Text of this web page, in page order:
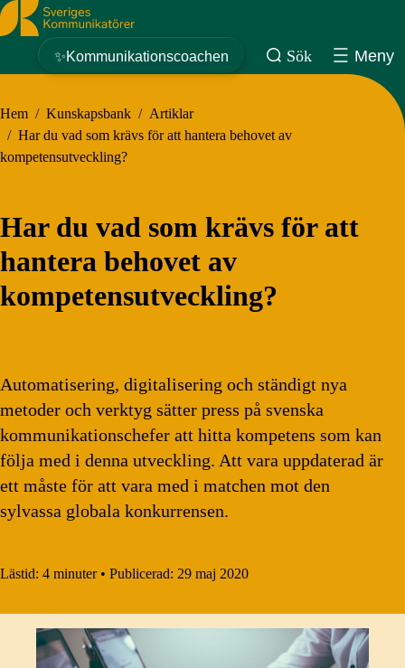
Sveriges Kommunikatörer
✨Kommunikationscoachen Sök Meny
Hem / Kunskapsbank / Artiklar
/ Har du vad som krävs för att hantera behovet av
kompetensutveckling?
Har du vad som krävs för att
hantera behovet av
kompetensutveckling?
Automatisering, digitalisering och ständigt nya
metoder och verktyg sätter press på svenska
kommunikationschefer att hitta kompetens som kan
följa med i denna utveckling. Att vara uppdaterad är
ett måste för att vara med i matchen mot den
sylvassa globala konkurrensen.
Lästid: 4 minuter • Publicerad: 29 maj 2020